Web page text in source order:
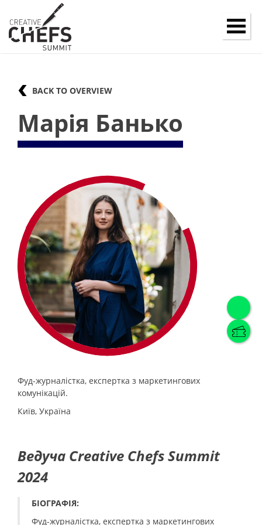
BACK TO OVERVIEW
Марія Банько
Фуд-журналістка, експертка з маркетингових
комунікацій.
Київ, Україна
Ведуча Creative Chefs Summit
2024
БІОГРАФІЯ:
Фуд-журналістка, експертка з маркетингових